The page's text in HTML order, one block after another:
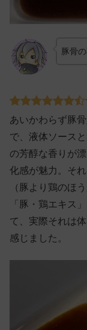
豚骨
あいかわらず豚
で、液体ソース
の芳醇な香りが
化感が魅力。そ
（豚より鶏のほ
「豚・鶏エキス
て、実際それは
感じました。